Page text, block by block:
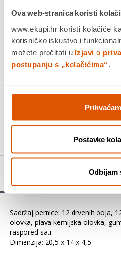
Ova web-stranica koristi
www.ekupi.hr koristi kolačiće
korisničko iskustvo i
možete pročitati u Izjavi o
postupanju s „kolačićima“
Postavke
Odbijam
Dostavljamo već od20.08.2026
Platite gotovinom pri preuzimanju,
jednokratno i na rate
KUPITE
Sadržaj pernice: 12 drvenih boja,
olovka, plava kemijska olovka,
raspored sati.
Dimenzija: 20,5 x 14 x 4,5